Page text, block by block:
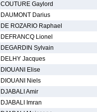
COUTURE Gaylord
DAUMONT Darius
DE ROZARIO Raphael
DEFRANCQ Lionel
DEGARDIN Sylvain
DELHY Jacques
DIOUANI Elise
DIOUANI Niels
DJABALI Amir
DJABALI Imran